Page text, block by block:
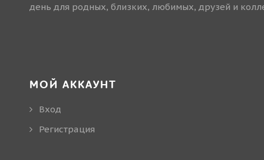
день для родных, близких, любимых, друзей и
МОЙ АККАУНТ
Вход
Регистрация